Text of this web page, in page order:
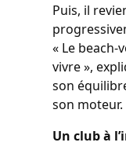
Puis, il
« Le beach-
vivre »,
son
son moteur.
Un club à